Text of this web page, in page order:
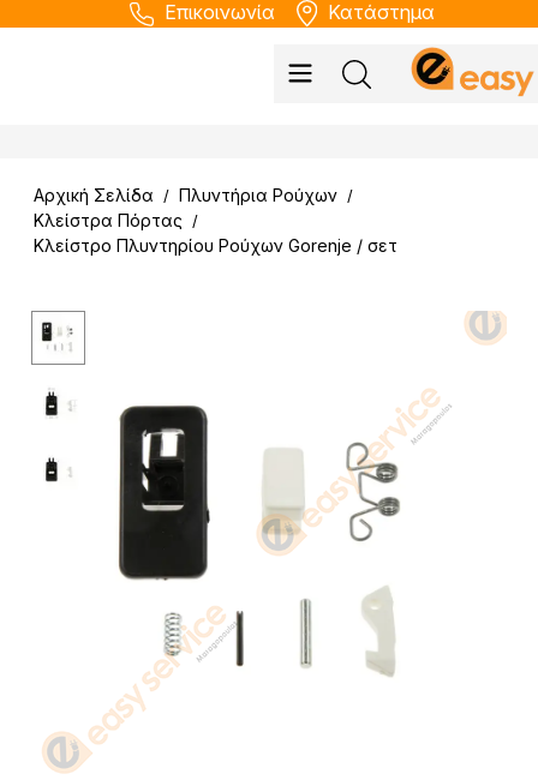
Επικοινωνία Κατάστημα
Αρχική Σελίδα / Πλυντήρια Ρούχων /
Κλείστρα Πόρτας /
Κλείστρο Πλυντηρίου Ρούχων Gorenje / σετ